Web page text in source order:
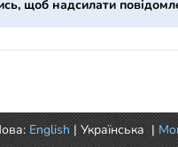
щоб надсилати
English | Українська |